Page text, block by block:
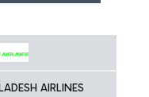
AIRLINES